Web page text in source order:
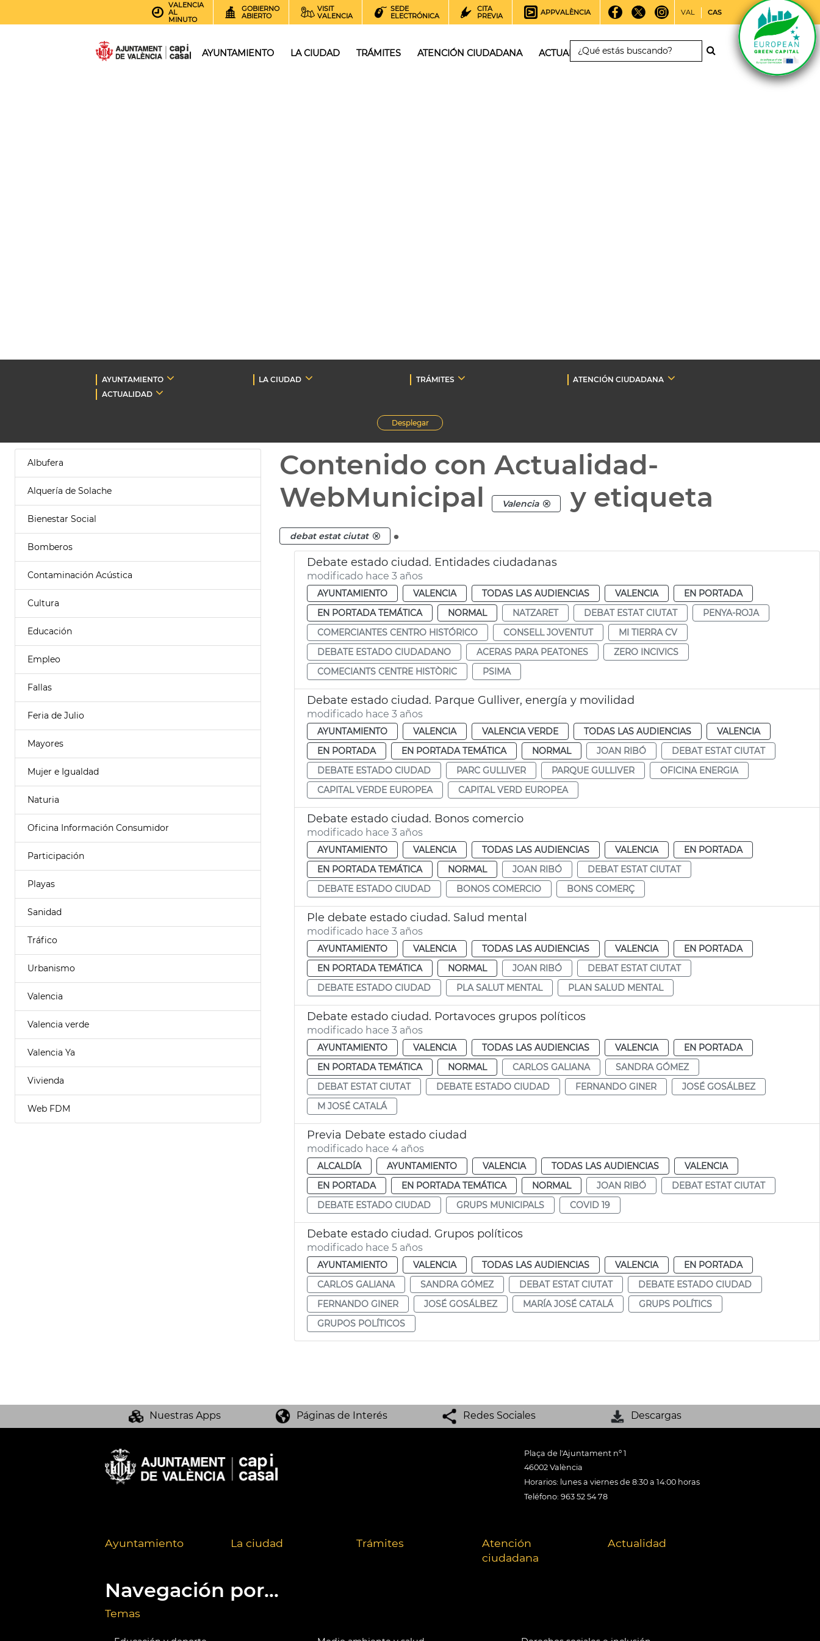
VALENCIA
AL
MINUTO
GOBIERNO
ABIERTO
VISIT
VALENCIA
SEDE
ELECTRÓNICA
CITA
PREVIA
APPVALÈNCIA VAL CAS
AYUNTAMIENTO LA CIUDAD TRÁMITES ATENCIÓN CIUDADANA ACTUALIDAD
AYUNTAMIENTO LA CIUDAD TRÁMITES
ATENCIÓN CIUDADANA
ACTUALIDAD
Desplegar
Albufera
Alquería de Solache
Bienestar Social
Bomberos
Contaminación Acústica
Cultura
Educación
Empleo
Fallas
Feria de Julio
Mayores
Mujer e Igualdad
Naturia
Oficina Información Consumidor
Participación
Playas
Sanidad
Tráfico
Urbanismo
Valencia
Valencia verde
Valencia Ya
Vivienda
Web FDM
Contenido con Actualidad-
WebMunicipal
Valencia y etiqueta
debat estat ciutat .
Debate estado ciudad. Entidades ciudadanas
modificado hace 3 años
AYUNTAMIENTO VALENCIA TODAS LAS AUDIENCIAS VALENCIA
EN PORTADA
EN PORTADA TEMÁTICA
NORMAL NATZARET DEBAT ESTAT CIUTAT
PENYA-ROJA
COMERCIANTES CENTRO HISTÓRICO
CONSELL JOVENTUT
MI TIERRA CV
DEBATE ESTADO CIUDADANO
ACERAS PARA PEATONES
ZERO INCIVICS
COMECIANTS CENTRE HISTÒRIC
PSIMA
Debate estado ciudad. Parque Gulliver, energía y movilidad
modificado hace 3 años
AYUNTAMIENTO VALENCIA VALENCIA VERDE TODAS LAS AUDIENCIAS
VALENCIA
EN PORTADA
EN PORTADA TEMÁTICA NORMAL JOAN RIBÓ
DEBAT ESTAT CIUTAT
DEBATE ESTADO CIUDAD
PARC GULLIVER PARQUE GULLIVER
OFICINA ENERGIA
CAPITAL VERDE EUROPEA
CAPITAL VERD EUROPEA
Debate estado ciudad. Bonos comercio
modificado hace 3 años
AYUNTAMIENTO VALENCIA TODAS LAS AUDIENCIAS VALENCIA
EN PORTADA
EN PORTADA TEMÁTICA
NORMAL JOAN RIBÓ
DEBAT ESTAT CIUTAT
DEBATE ESTADO CIUDAD
BONOS COMERCIO BONS COMERÇ
Ple debate estado ciudad. Salud mental
modificado hace 3 años
AYUNTAMIENTO VALENCIA TODAS LAS AUDIENCIAS VALENCIA
EN PORTADA
EN PORTADA TEMÁTICA
NORMAL JOAN RIBÓ
DEBAT ESTAT CIUTAT
DEBATE ESTADO CIUDAD
PLA SALUT MENTAL PLAN SALUD MENTAL
Debate estado ciudad. Portavoces grupos políticos
modificado hace 3 años
AYUNTAMIENTO VALENCIA TODAS LAS AUDIENCIAS VALENCIA
EN PORTADA
EN PORTADA TEMÁTICA
NORMAL CARLOS GALIANA
SANDRA GÓMEZ
DEBAT ESTAT CIUTAT
DEBATE ESTADO CIUDAD FERNANDO GINER
JOSÉ GOSÁLBEZ
M JOSÉ CATALÁ
Previa Debate estado ciudad
modificado hace 4 años
ALCALDÍA AYUNTAMIENTO VALENCIA TODAS LAS AUDIENCIAS
VALENCIA
EN PORTADA
EN PORTADA TEMÁTICA NORMAL JOAN RIBÓ
DEBAT ESTAT CIUTAT
DEBATE ESTADO CIUDAD
GRUPS MUNICIPALS COVID 19
Debate estado ciudad. Grupos políticos
modificado hace 5 años
AYUNTAMIENTO VALENCIA TODAS LAS AUDIENCIAS VALENCIA
EN PORTADA
CARLOS GALIANA
SANDRA GÓMEZ DEBAT ESTAT CIUTAT
DEBATE ESTADO CIUDAD
FERNANDO GINER
JOSÉ GOSÁLBEZ MARÍA JOSÉ CATALÁ
GRUPS POLÍTICS
GRUPOS POLÍTICOS
Nuestras Apps Páginas de Interés Redes Sociales Descargas
Plaça de l'Ajuntament nº 1
46002 València
Horarios: lunes a viernes de 8:30 a 14:00 horas
Teléfono: 963 52 54 78
Ayuntamiento La ciudad Trámites
Atención
ciudadana
Actualidad
Navegación por...
Temas